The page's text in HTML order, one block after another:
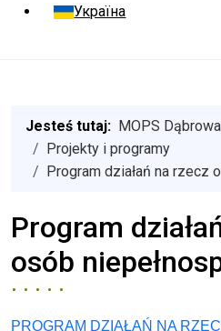
Україна
Jesteś tutaj: MOPS
Projekty i programy
Program działań na rzecz
Program
osób
PROGRAM DZIAŁAŃ NA